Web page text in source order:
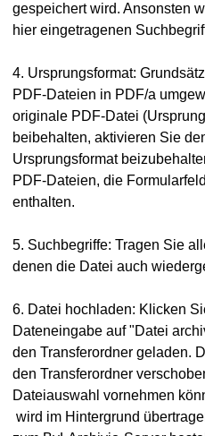
gespeichert wird. Ansonsten
hier eingetragenen
4. Ursprungsformat:
PDF-Dateien in PDF/a
originale PDF-Datei
beibehalten, aktivieren Sie
Ursprungsformat
PDF-Dateien, die
enthalten.
5. Suchbegriffe: Tragen Sie
denen die Datei auch
6. Datei hochladen: Klicken
Dateneingabe auf "Datei
den Transferordner geladen.
den Transferordner
Dateiauswahl vornehmen
wird im Hintergrund